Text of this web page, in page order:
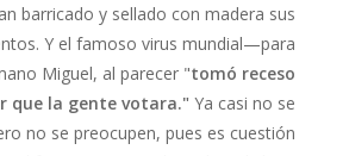
barricado y sellado con madera sus
Y el famoso virus mundial—para
Miguel, al parecer "tomó receso
que la gente votara."Ya casi no se
no se preocupen, pues es cuestión